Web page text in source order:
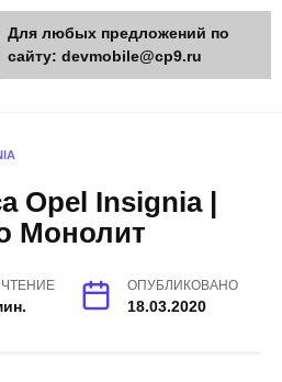
и мото техники,
запчастей
Opel Insignia |
Монолит
ЧТЕНИЕ ОПУБЛИКОВАНО
18.03.2020
Для любых предложений по
сайту: devmobile@cp9.ru